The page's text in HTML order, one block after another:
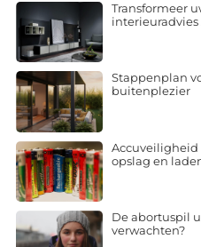
Transformeer
interieuradvies
Stappenplan
buitenplezier
Accuveiligheid
opslag en
De abortuspil
verwachten?